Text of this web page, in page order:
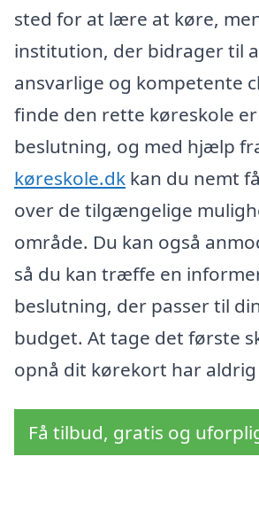
sted for at lære at køre,
institution, der bidrager til
ansvarlige og kompetente
finde den rette køreskole
beslutning, og med hjælp
køreskole.dk kan du nemt
over de tilgængelige
område. Du kan også
så du kan træffe en
beslutning, der passer til
budget. At tage det første
opnå dit kørekort har
Få tilbud, gratis og